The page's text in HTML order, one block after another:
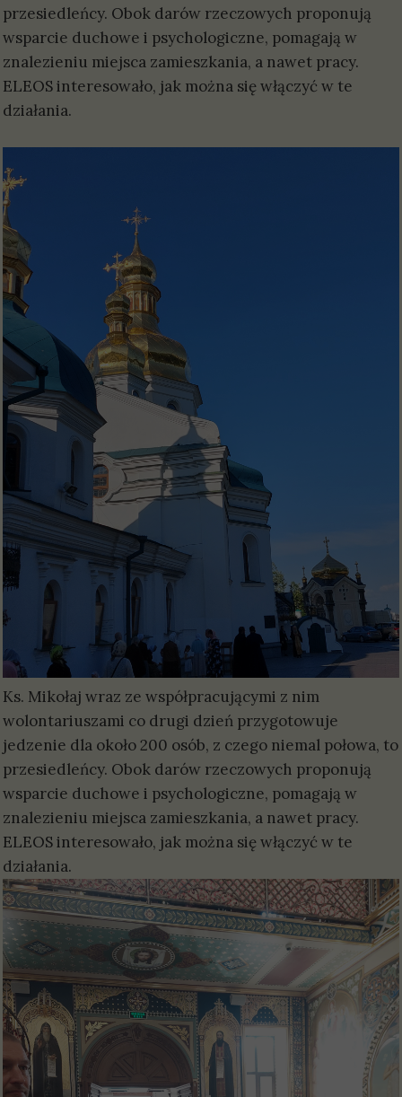
przesiedleńcy. Obok darów rzeczowych proponują
wsparcie duchowe i psychologiczne, pomagają w
znalezieniu miejsca zamieszkania, a nawet pracy.
ELEOS interesowało, jak można się włączyć w te
działania.
Ks. Mikołaj wraz ze współpracującymi z nim
wolontariuszami co drugi dzień przygotowuje
jedzenie dla około 200 osób, z czego niemal połowa, to
przesiedleńcy. Obok darów rzeczowych proponują
wsparcie duchowe i psychologiczne, pomagają w
znalezieniu miejsca zamieszkania, a nawet pracy.
ELEOS interesowało, jak można się włączyć w te
działania.